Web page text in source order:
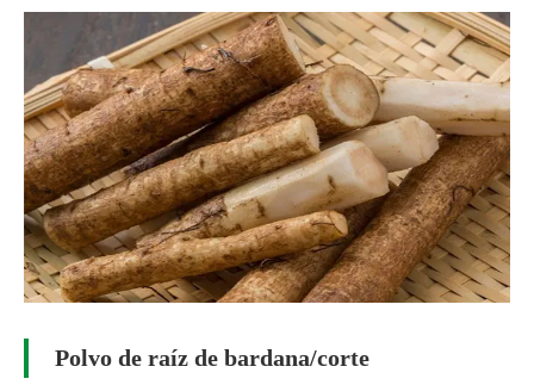
Polvo de raíz de bardana/corte